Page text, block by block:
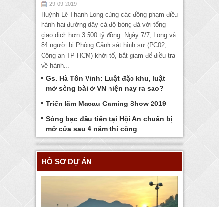
29-09-2019
Huỳnh Lê Thanh Long cùng các đồng phạm điều
hành hai đường dây cá độ bóng đá với tổng
giao dịch hơn 3.500 tỷ đồng. Ngày 7/7, Long và
84 người bị Phòng Cảnh sát hình sự (PC02,
Công an TP HCM) khởi tố, bắt giam để điều tra
về hành...
Gs. Hà Tôn Vinh: Luật đặc khu, luật
mở sòng bài ở VN hiện nay ra sao?
Triển lãm Macau Gaming Show 2019
Sòng bạc đầu tiên tại Hội An chuẩn bị
mở cửa sau 4 năm thi công
HỒ SƠ DỰ ÁN